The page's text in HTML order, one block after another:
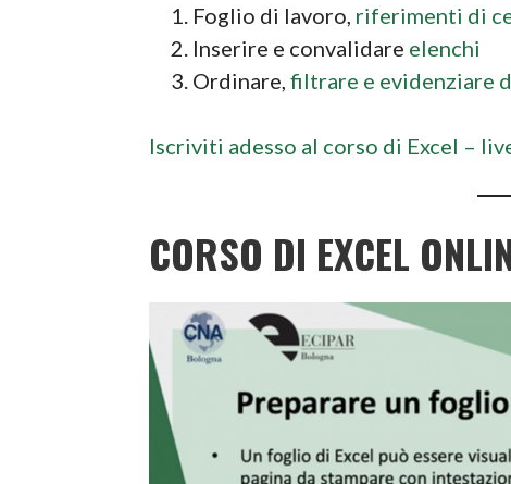
Foglio di lavoro, riferimenti di
Inserire e convalidare elenchi
Ordinare,filtrare e evidenziare
Iscriviti adesso al corso di Excel –
CORSO DI EXCEL